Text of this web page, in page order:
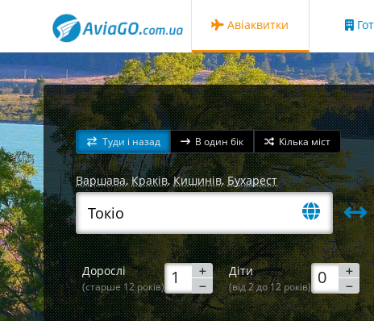
Авіаквитки
Туди і назад В один бік Кілька міст
Варшава,Краків,Кишинів,Бухарест
Дорослі
(старше 12 років)
Діти
(від 2 до 12 років)